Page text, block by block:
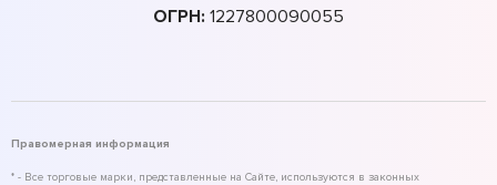
ОГРН: 1227800090055
Правомерная информация
* - Все торговые марки, представленные на Сайте, используются в законных